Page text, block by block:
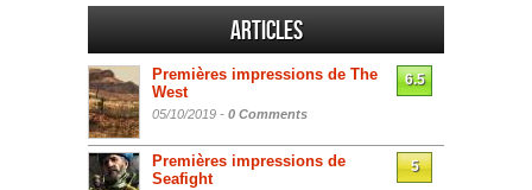
Articles
Premières impressions de The
West
05/10/2019 - 0 Comments
6.5
Premières impressions de
Seafight
5